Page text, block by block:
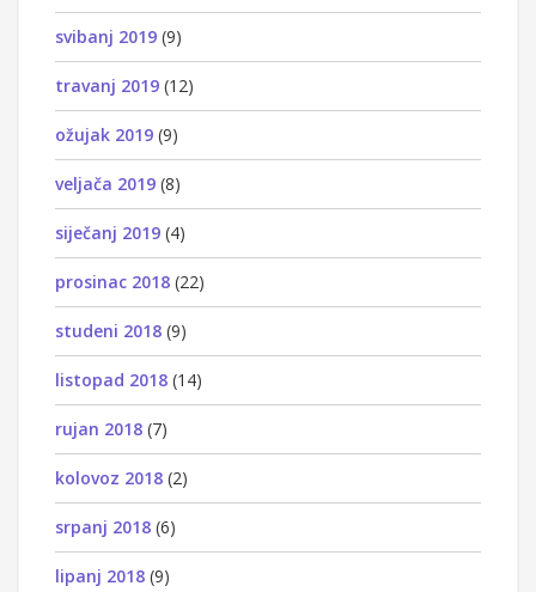
svibanj 2019 (9)
travanj 2019 (12)
ožujak 2019 (9)
veljača 2019 (8)
siječanj 2019 (4)
prosinac 2018 (22)
studeni 2018 (9)
listopad 2018 (14)
rujan 2018 (7)
kolovoz 2018 (2)
srpanj 2018 (6)
lipanj 2018 (9)